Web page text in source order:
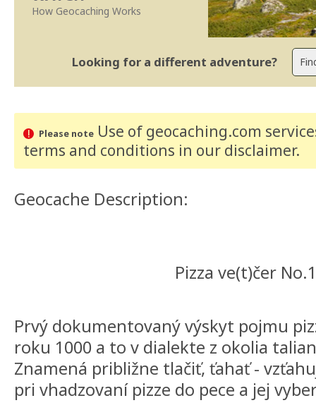
How Geocaching Works
Looking for a different adventure?
Please noteUse of geocaching.com
terms and conditions in our disclaimer.
Geocache Description:
Pizza ve(t)čer
Prvý dokumentovaný výskyt pojmu
roku 1000 a to v dialekte z okolia
Znamená približne tlačiť, ťahať -
pri vhadzovaní pizze do pece a jej